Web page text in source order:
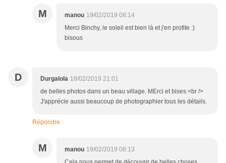
M manou 19/02/2019 08:14
Merci Binchy, le soleil est bien là et j'en profite :)
bisous
D Durgalola 18/02/2019 21:01
de belles photos dans un beau village. MErci et bises.<br />
J'apprécie aussi beaucoup de photographier tous les détails.
Répondre
M manou 19/02/2019 08:13